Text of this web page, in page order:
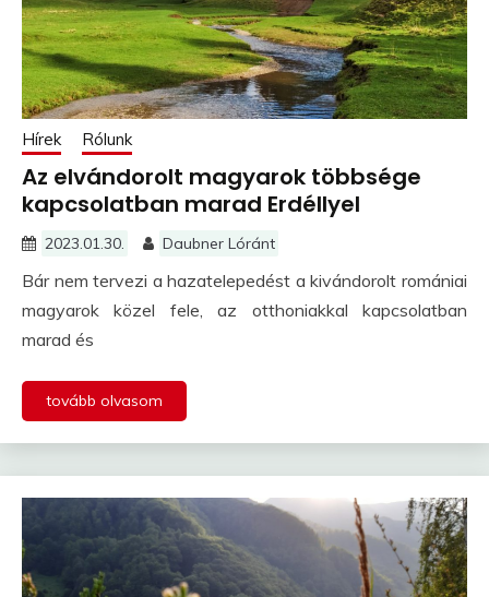
Hírek Rólunk
Az elvándorolt magyarok többsége
kapcsolatban marad Erdéllyel
2023.01.30. Daubner Lóránt
Bár nem tervezi a hazatelepedést a kivándorolt romániai
magyarok közel fele, az otthoniakkal kapcsolatban
marad és
tovább olvasom